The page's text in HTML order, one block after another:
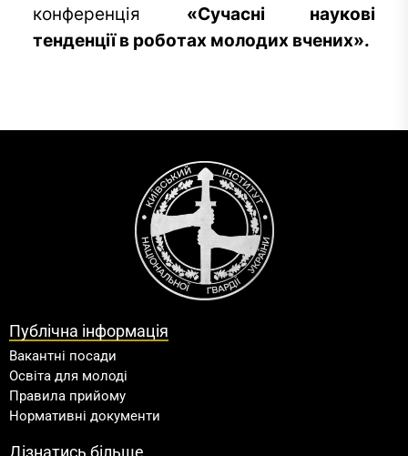
конференція «Сучасні наукові
тенденції в роботах молодих вчених».
Публічна інформація
Вакантні посади
Освіта для молоді
Правила прийому
Нормативні документи
Дізнатись більше